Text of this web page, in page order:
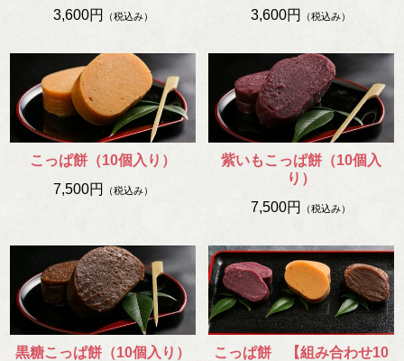
3,600円
（税込み）
3,600円
（税込み）
こっぱ餅（10個入り）
7,500円
（税込み）
紫いもこっぱ餅（10個入
り）
7,500円
（税込み）
黒糖こっぱ餅（10個入り）
こっぱ餅 【組み合わせ10